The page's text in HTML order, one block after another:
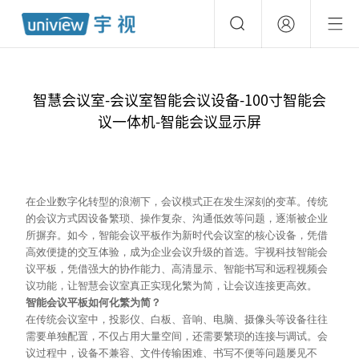
智慧会议室-会议室智能会议设备-100寸智能会
议一体机-智能会议显示屏
在企业数字化转型的浪潮下，会议模式正在发生深刻的变革。传统
的会议方式因设备繁琐、操作复杂、沟通低效等问题，逐渐被企业
所摒弃。如今，智能会议平板作为新时代会议室的核心设备，凭借
高效便捷的交互体验，成为企业会议升级的首选。宇视科技智能会
议平板，凭借强大的协作能力、高清显示、智能书写和远程视频会
议功能，让智慧会议室真正实现化繁为简，让会议连接更高效。
智能会议平板如何化繁为简？
在传统会议室中，投影仪、白板、音响、电脑、摄像头等设备往往
需要单独配置，不仅占用大量空间，还需要繁琐的连接与调试。会
议过程中，设备不兼容、文件传输困难、书写不便等问题屡见不